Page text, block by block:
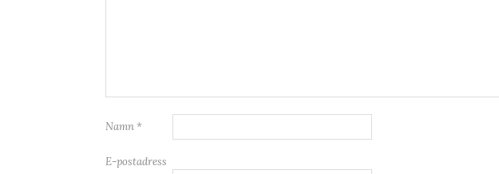
Namn *
E-postadress